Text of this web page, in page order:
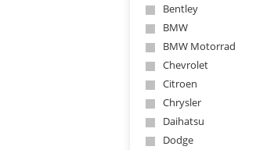
Bentley
BMW
BMW Motorrad
Chevrolet
Citroen
Chrysler
Daihatsu
Dodge